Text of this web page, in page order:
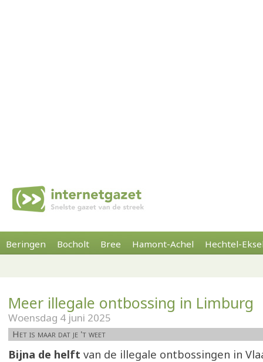
Beringen Bocholt Bree Hamont-Achel Hechtel-
Meer illegale ontbossing in Limburg
Woensdag 4 juni 2025
Het is maar dat je 't weet
Bijna de helft van de illegale ontbossingen in